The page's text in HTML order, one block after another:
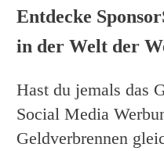
Entdecke
in der Welt der
Hast du jemals das
Social Media
Geldverbrennen